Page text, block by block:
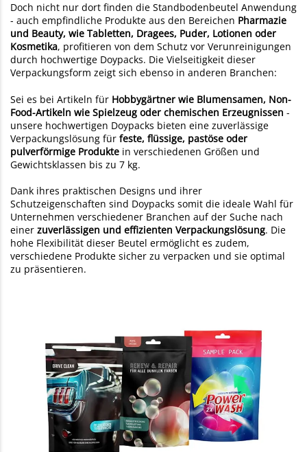
Doch nicht nur dort finden die Standbodenbeutel Anwendung
- auch empfindliche Produkte aus den Bereichen Pharmazie
und Beauty, wie Tabletten, Dragees, Puder, Lotionen oder
Kosmetika, profitieren von dem Schutz vor Verunreinigungen
durch hochwertige Doypacks. Die Vielseitigkeit dieser
Verpackungsform zeigt sich ebenso in anderen Branchen:
Sei es bei Artikeln für Hobbygärtner wie Blumensamen, Non-
Food-Artikeln wie Spielzeug oder chemischen Erzeugnissen -
unsere hochwertigen Doypacks bieten eine zuverlässige
Verpackungslösung für feste, flüssige, pastöse oder
pulverförmige Produkte in verschiedenen Größen und
Gewichtsklassen bis zu 7 kg.
Dank ihres praktischen Designs und ihrer
Schutzeigenschaften sind Doypacks somit die ideale Wahl für
Unternehmen verschiedener Branchen auf der Suche nach
einer zuverlässigen und effizienten Verpackungslösung. Die
hohe Flexibilität dieser Beutel ermöglicht es zudem,
verschiedene Produkte sicher zu verpacken und sie optimal
zu präsentieren.